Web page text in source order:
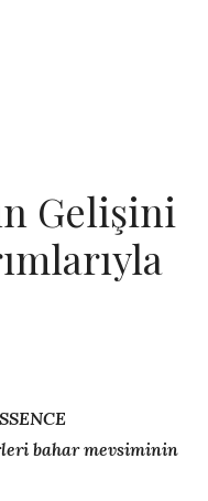
Gelişini
bahar mevsiminin